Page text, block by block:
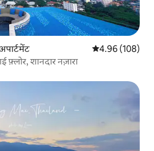
औसत रेटिंग 5 में से
4.96 (108)
फ़्लोर, शानदार नज़ारा